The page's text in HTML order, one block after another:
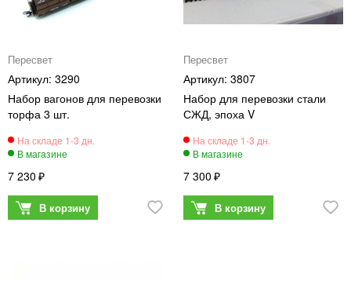
Пересвет
3290
Набор вагонов для перевозки
торфа 3 шт.
7 230
Пересвет
3807
Набор для перевозки стали
СЖД, эпоха V
7 300